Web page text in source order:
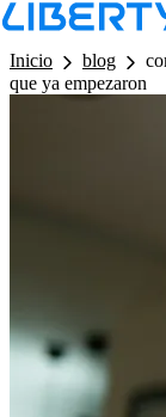
LB - Barra de
Inicio
blog
que ya empezaron